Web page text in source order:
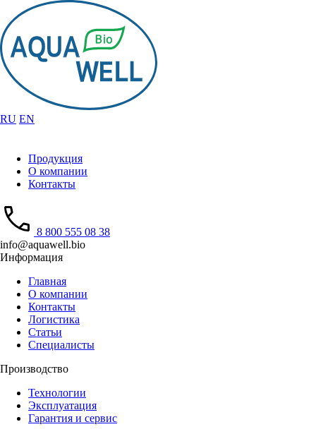
RU EN
Продукция
О компании
Контакты
8 800 555 08 38
info@aquawell.bio
Информация
Главная
О компании
Контакты
Логистика
Статьи
Специалисты
Производство
Технологии
Эксплуатация
Гарантия и сервис